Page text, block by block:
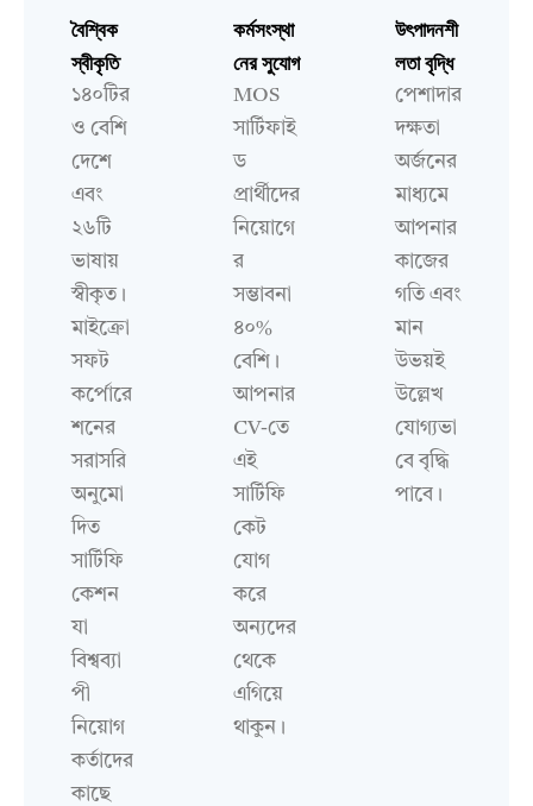
বৈশ্বিক
স্বীকৃতি
১৪০টির
ও বেশি
দেশে
এবং
২৬টি
ভাষায়
স্বীকৃত।
মাইক্রো
সফট
কর্পোরে
শনের
সরাসরি
অনুমো
দিত
সার্টিফি
কেশন
যা
বিশ্বব্যা
পী
নিয়োগ
কর্তাদের
কাছে
কর্মসংস্থা
নের সুযোগ
MOS
সার্টিফাই
ড
প্রার্থীদের
নিয়োগে
র
সম্ভাবনা
৪০%
বেশি।
আপনার
CV-তে
এই
সার্টিফি
কেট
যোগ
করে
অন্যদের
থেকে
এগিয়ে
থাকুন।
উৎপাদনশী
লতা বৃদ্ধি
পেশাদার
দক্ষতা
অর্জনের
মাধ্যমে
আপনার
কাজের
গতি এবং
মান
উভয়ই
উল্লেখ
যোগ্যভা
বে বৃদ্ধি
পাবে।